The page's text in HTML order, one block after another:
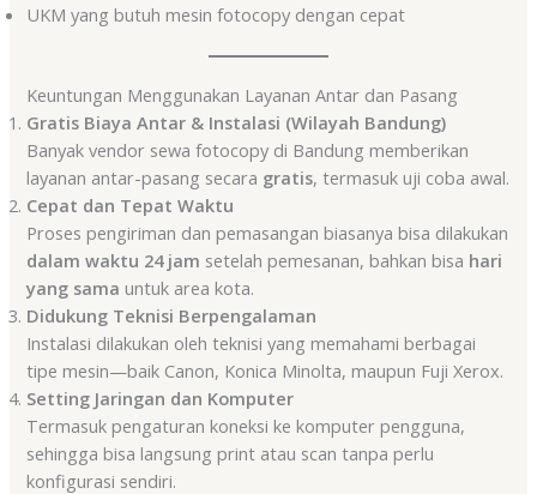
UKM yang butuh mesin fotocopy dengan cepat
Keuntungan Menggunakan Layanan Antar dan Pasang
Gratis Biaya Antar & Instalasi (Wilayah Bandung)
Banyak vendor sewa fotocopy di Bandung memberikan
layanan antar-pasang secara gratis, termasuk uji coba awal.
Cepat dan Tepat Waktu
Proses pengiriman dan pemasangan biasanya bisa dilakukan
dalam waktu 24 jam setelah pemesanan, bahkan bisa hari
yang sama untuk area kota.
Didukung Teknisi Berpengalaman
Instalasi dilakukan oleh teknisi yang memahami berbagai
tipe mesin—baik Canon, Konica Minolta, maupun Fuji Xerox.
Setting Jaringan dan Komputer
Termasuk pengaturan koneksi ke komputer pengguna,
sehingga bisa langsung print atau scan tanpa perlu
konfigurasi sendiri.